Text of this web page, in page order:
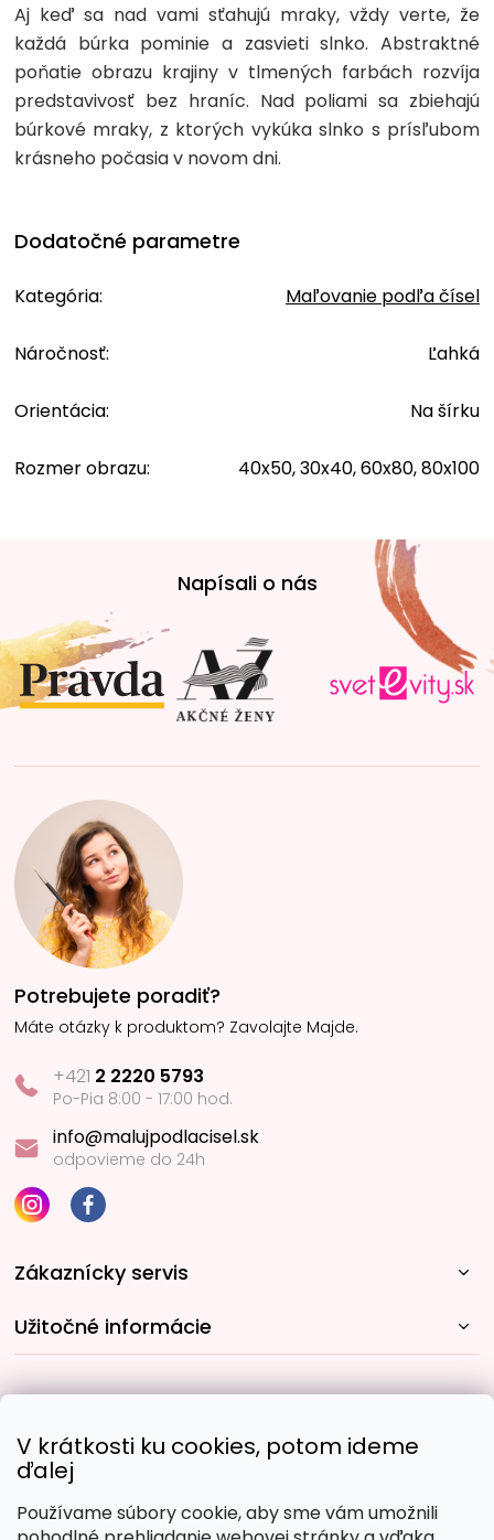
V krátkosti ku cookies, potom ideme
ďalej
Používame súbory cookie, aby sme vám umožnili
Aj keď sa nad vami sťahujú mraky, vždy verte, že
každá búrka pominie a zasvieti slnko. Abstraktné
poňatie obrazu krajiny v tlmených farbách rozvíja
predstavivosť bez hraníc. Nad poliami sa zbiehajú
búrkové mraky, z ktorých vykúka slnko s prísľubom
krásneho počasia v novom dni.
Dodatočné parametre
Kategória: Maľovanie podľa čísel
Náročnosť: Ľahká
Orientácia: Na šírku
Rozmer obrazu: 40x50, 30x40, 60x80, 80x100
t
i
e
Napísali o nás
Potrebujete poradiť?
Máte otázky k produktom? Zavolajte Majde.
+421 2 2220 5793
Po-Pia 8:00 - 17:00 hod.
info@malujpodlacisel.sk
odpovieme do 24h
Zákaznícky servis
Užitočné informácie
Obľúbené spôsoby platby: